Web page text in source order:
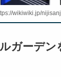
wikiwiki.jp/
ガーデン